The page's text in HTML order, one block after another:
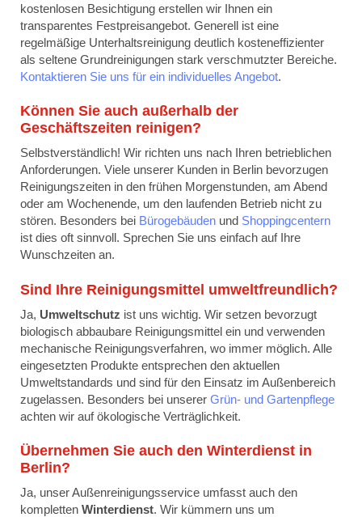
kostenlosen Besichtigung erstellen wir Ihnen ein
transparentes Festpreisangebot. Generell ist eine
regelmäßige Unterhaltsreinigung deutlich kosteneffizienter
als seltene Grundreinigungen stark verschmutzter Bereiche.
Kontaktieren Sie uns für ein individuelles Angebot.
Können Sie auch außerhalb der
Geschäftszeiten reinigen?
Selbstverständlich! Wir richten uns nach Ihren betrieblichen
Anforderungen. Viele unserer Kunden in Berlin bevorzugen
Reinigungszeiten in den frühen Morgenstunden, am Abend
oder am Wochenende, um den laufenden Betrieb nicht zu
stören. Besonders bei Bürogebäuden und Shoppingcentern
ist dies oft sinnvoll. Sprechen Sie uns einfach auf Ihre
Wunschzeiten an.
Sind Ihre Reinigungsmittel umweltfreundlich?
Ja, Umweltschutz ist uns wichtig. Wir setzen bevorzugt
biologisch abbaubare Reinigungsmittel ein und verwenden
mechanische Reinigungsverfahren, wo immer möglich. Alle
eingesetzten Produkte entsprechen den aktuellen
Umweltstandards und sind für den Einsatz im Außenbereich
zugelassen. Besonders bei unserer Grün- und Gartenpflege
achten wir auf ökologische Verträglichkeit.
Übernehmen Sie auch den Winterdienst in
Berlin?
Ja, unser Außenreinigungsservice umfasst auch den
kompletten Winterdienst. Wir kümmern uns um